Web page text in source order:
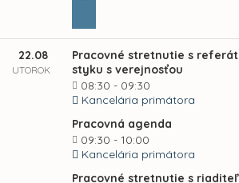
22.08
UTOROK
Pracovné stretnutie s
styku s verejnosťou
08:30 - 09:30
Kancelária primátora
Pracovná agenda
09:30 - 10:00
Kancelária primátora
Pracovné stretnutie s